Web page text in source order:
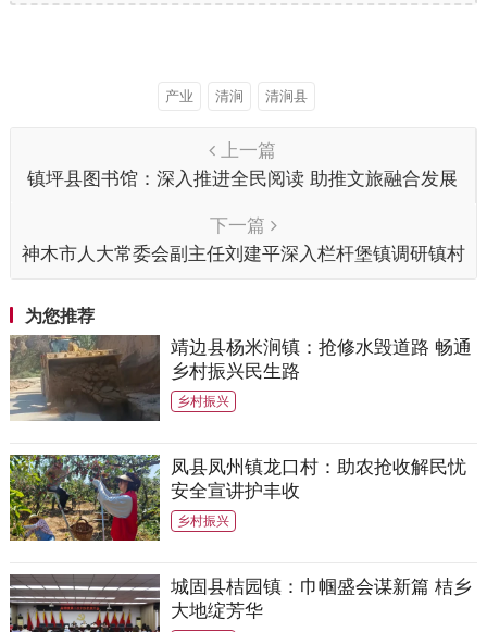
产业 清涧 清涧县
上一篇
镇坪县图书馆：深入推进全民阅读 助推文旅融合发展
下一篇
神木市人大常委会副主任刘建平深入栏杆堡镇调研镇村
为您推荐
靖边县杨米涧镇：抢修水毁道路 畅通
乡村振兴民生路
乡村振兴
凤县凤州镇龙口村：助农抢收解民忧
安全宣讲护丰收
乡村振兴
城固县桔园镇：巾帼盛会谋新篇 桔乡
大地绽芳华